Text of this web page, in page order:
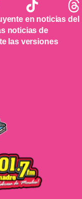
en noticias del
noticias de
las versiones